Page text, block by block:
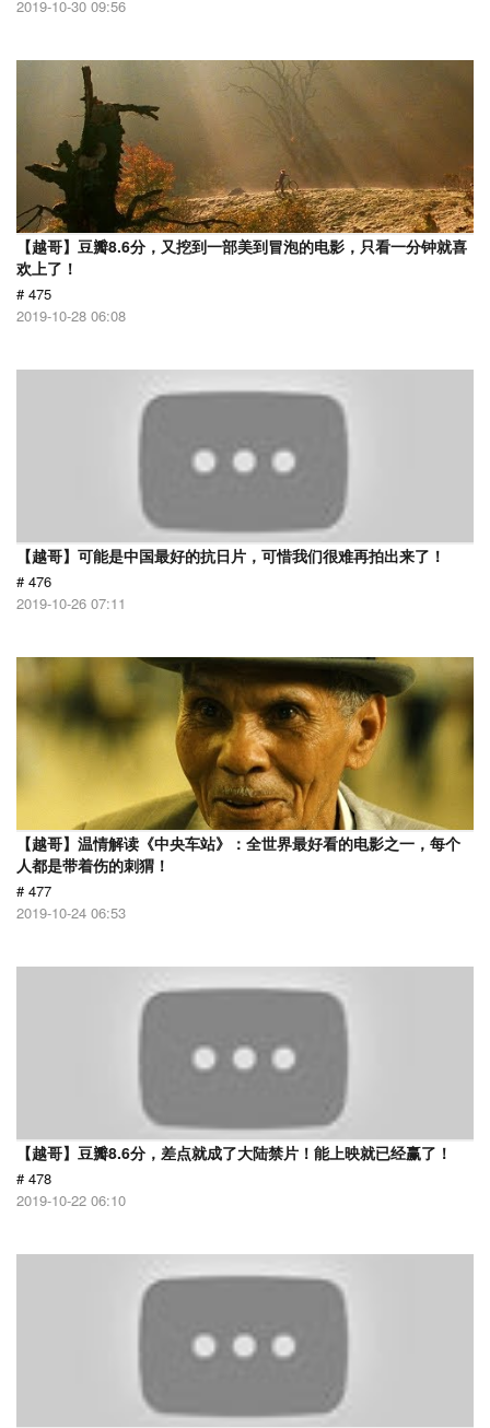
2019-10-30 09:56
【越哥】豆瓣8.6分，又挖到一部美到冒泡的电影，只看一分钟就喜
欢上了！
# 475
2019-10-28 06:08
【越哥】可能是中国最好的抗日片，可惜我们很难再拍出来了！
# 476
2019-10-26 07:11
【越哥】温情解读《中央车站》：全世界最好看的电影之一，每个
人都是带着伤的刺猬！
# 477
2019-10-24 06:53
【越哥】豆瓣8.6分，差点就成了大陆禁片！能上映就已经赢了！
# 478
2019-10-22 06:10